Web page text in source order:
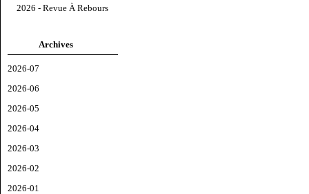
2026 - Revue À Rebours
Archives
2026-07
2026-06
2026-05
2026-04
2026-03
2026-02
2026-01